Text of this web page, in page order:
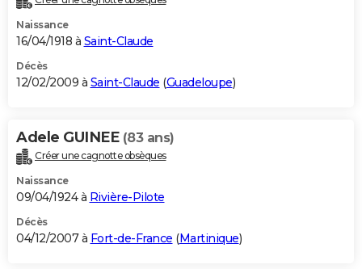
Naissance
16/04/1918 à Saint-Claude
Décès
12/02/2009 à Saint-Claude (Guadeloupe)
Adele GUINEE (83 ans)
Créer une cagnotte obsèques
Naissance
09/04/1924 à Rivière-Pilote
Décès
04/12/2007 à Fort-de-France (Martinique)